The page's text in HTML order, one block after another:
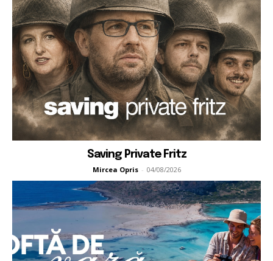
Saving Private Fritz
Mircea Opris - 04/08/2026